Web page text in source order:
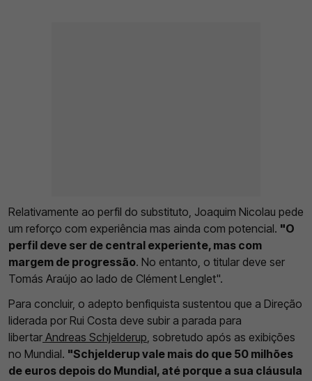
Relativamente ao perfil do substituto, Joaquim Nicolau pede
um reforço com experiência mas ainda com potencial. "O
perfil deve ser de central experiente, mas com
margem de progressão. No entanto, o titular deve ser
Tomás Araújo ao lado de Clément Lenglet".
Para concluir, o adepto benfiquista sustentou que a Direção
liderada por Rui Costa deve subir a parada para
libertar Andreas Schjelderup , sobretudo após as exibições
no Mundial. "Schjelderup vale mais do que 50 milhões
de euros depois do Mundial, até porque a sua cláusula